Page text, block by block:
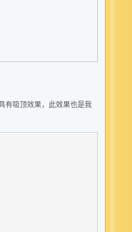
有吸顶效果，此效果也是我